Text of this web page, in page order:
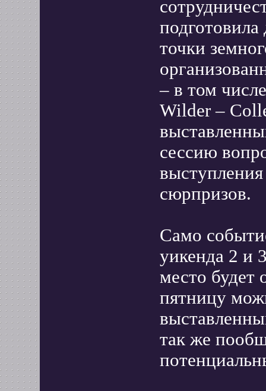
точки
– в том
Wilder –
сессию
сюрпризов.
Само
уикенда 2 и
место будет
пятницу
так же